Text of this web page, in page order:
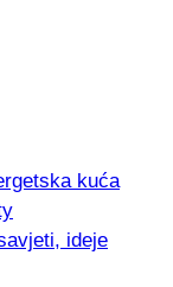
smo:kuća
ideje